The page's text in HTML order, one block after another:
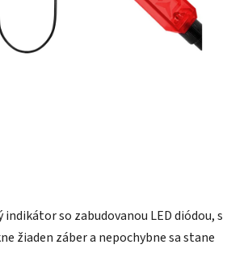
indikátor so zabudovanou LED diódou, s
žiaden záber a nepochybne sa stane